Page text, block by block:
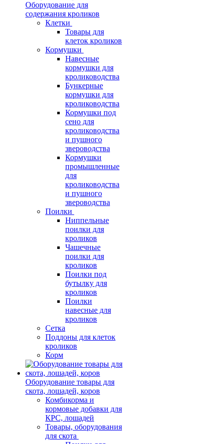
Оборудование для
содержания кроликов
Клетки
Товары для
клеток кроликов
Кормушки
Навесные
кормушки для
кролиководства
Бункерные
кормушки для
кролиководства
Кормушки под
сено для
кролиководства
и пушного
звероводства
Кормушки
промышленные
для
кролиководства
и пушного
звероводства
Поилки
Ниппельные
поилки для
кроликов
Чашечные
поилки для
кроликов
Поилки под
бутылку для
кроликов
Поилки
навесные для
кроликов
Сетка
Поддоны для клеток
кроликов
Корм
Оборудование товары для
скота, лошадей, коров
Комбикорма и
кормовые добавки для
КРС, лошадей
Товары, оборудования
для скота